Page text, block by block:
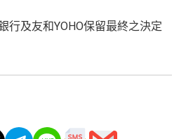
行及友和YOHO保留最終之決定